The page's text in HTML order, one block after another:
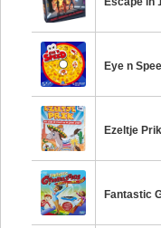
Eye n
Ezeltje Prik
Fantastic